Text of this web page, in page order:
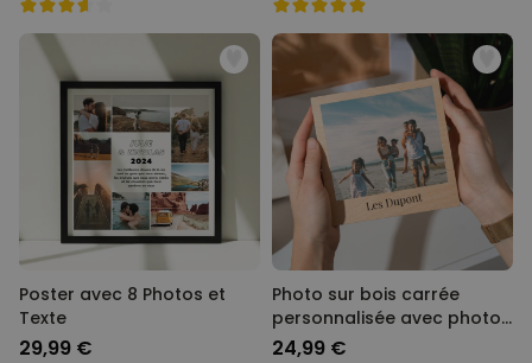
Poster avec 8 Photos et
Texte
29,99 €
Photo sur bois carrée
personnalisée avec photo
et texte
24,99 €